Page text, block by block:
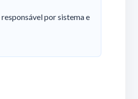
por sistema e